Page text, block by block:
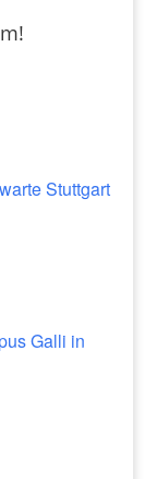
Stuttgart
Galli in